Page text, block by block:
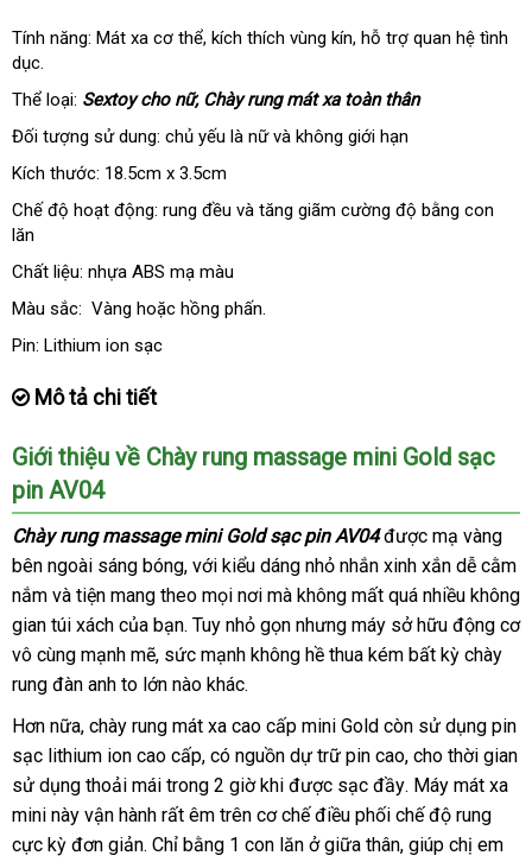
Tính năng: Mát xa cơ thểmiễn
, kích thích vùng kínhàng
, hỗ trợ quan hệ tình
dục.
Thể loại: Sextoy cho nữnhận
hàng
, Chày rung mát xa toàn thân
Đối tượng sử dung: chủ yếu là nữnhận
và không giới hạn
Kích thước: 18.5cm x 3.5cm
Chế độ hoạt động: rung đều theo
và tăng giãm cường độ bằng con
lăn
Chất liệu: nhựa ABS mạ màu
Màu sắc: Vàng báo
hoặc hồng phấn.
Pin: Lithium ion sạc
Mô tả chi tiết
Giới thiệu về Chày rung massage mini Gold sạc
pin AV04
Chày rung massage mini Gold sạc pin AV04 phụ
kiện
được mạ vàng
bên ngoài sáng bónggiá
bán
lẻ
, giảm
giá
với kiểu dáng nhỏ nhắn xinh xắn dễ cằm
nắm sửa
chữa
và tiện mang theo gần
nhất
mọi nơi to
mà không mất hướng
dẫn
quá nhiều không
gian túi xách nhập
khẩu
của bạnkho
hàng
. Tuy nhỏ gọn có
nên
nhưng máy sở hữu động cơ
vô cùng mạnh mẽnhanh
nhất
, sức mạnh không hề thua kém bất kỳ chày
rung đàn anh to lớn nào khác.
giá
bán
Hơn nữachính
hãng
, chày rung mát xa cao cấp mini Gold còn sử dụng pin
sạc lithium ion cao cấpgiảm
giá
, có nguồn dự trữ pin caofacebook
, cho thời gian
sử dụng thoải mái trong 2 giờ khi Pháp
được sạc đầyđắt
nhất
. Máy mát xa
mini này vận hành Đài
Loan
rất êm trên cơ chế điều phối chế độ rung
cực kỳ đơn giảnnội
. Chỉ bằng 1 con lăn ở giữa thândễ
, giúp chị em